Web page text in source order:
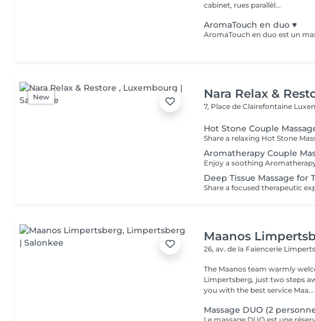
cabinet, rues parallèl...
AromaTouch en duo ♥️
New Nara Relax &
7, Place de Clairefontaine
Hot Stone Couple
Aromatherapy Couple
Deep Tissue Massage for
Maanos
26, av. de la Faïencerie
The Maanos team warmly
Limpertsberg, just two steps
you with the best service Maa...
Massage DUO (2